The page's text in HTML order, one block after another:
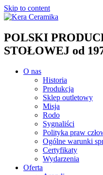
Skip to content
POLSKI
STOŁOWEJ od
O nas
Historia
Produkcja
Sklep outletowy
Misja
Rodo
Sygnaliści
Polityka praw
Ogólne warunki
Certyfikaty
Wydarzenia
Oferta